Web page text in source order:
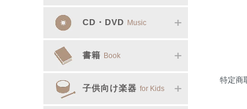
CD・DVD Music
書籍 Book
子供向け楽器for Kids
特定商